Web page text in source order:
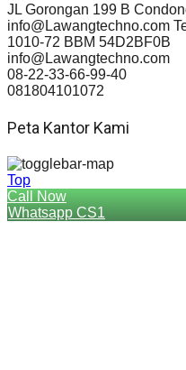
JL Gorongan 199 B
info@Lawangtechno.com
1010-72 BBM 54D2BF0B
info@Lawangtechno.com
08-22-33-66-99-40
081804101072
Peta Kantor Kami
Top
Call Now
Whatsapp CS1